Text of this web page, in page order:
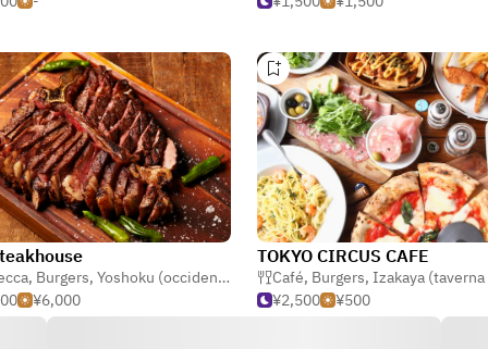
, Burgers, Yoshoku (occidentale giapponese)
¥6,000
TOKYO CIRCUS CAFE
Café, Burgers, Izakaya (taverna
¥2,500
¥500